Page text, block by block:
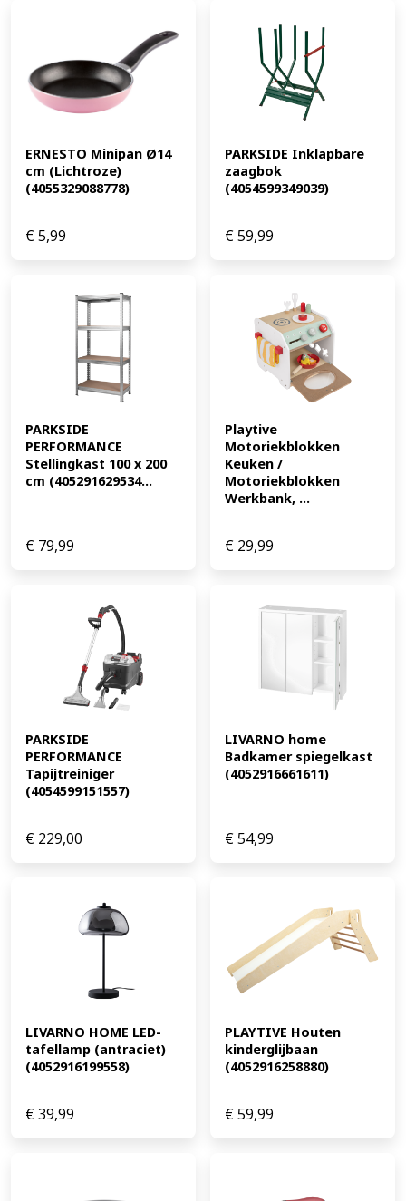
ERNESTO Minipan Ø14
cm (Lichtroze)
(4055329088778)
€5,99
PARKSIDE Inklapbare
zaagbok
(4054599349039)
€59,99
PARKSIDE
PERFORMANCE
Stellingkast 100 x 200
cm (405291629534...
€ 79,99
Playtive
Motoriekblokken
Keuken /
Motoriekblokken
Werkbank, ...
€ 29,99
PARKSIDE
PERFORMANCE
Tapijtreiniger
(4054599151557)
€ 229,00
LIVARNO home
Badkamer spiegelkast
(4052916661611)
€54,99
LIVARNO HOME LED-
tafellamp (antraciet)
(4052916199558)
€39,99
PLAYTIVE Houten
kinderglijbaan
(4052916258880)
€59,99